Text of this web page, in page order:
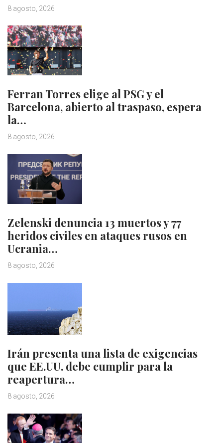
8 agosto, 2026
Ferran Torres elige al PSG y el
Barcelona, abierto al traspaso, espera
la…
8 agosto, 2026
Zelenski denuncia 13 muertos y 77
heridos civiles en ataques rusos en
Ucrania…
8 agosto, 2026
Irán presenta una lista de exigencias
que EE.UU. debe cumplir para la
reapertura…
8 agosto, 2026